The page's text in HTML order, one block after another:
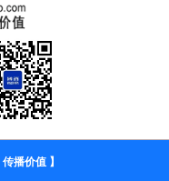
播价值 】